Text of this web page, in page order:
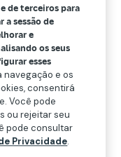
já que
na vida
lugar, é
significa
algo com a
de valor
compra
o objetivo
de terceiros para
sessão de
e
os seus
esses
navegação e os
consentirá
Você pode
ou rejeitar seu
pode consultar
Privacidade.